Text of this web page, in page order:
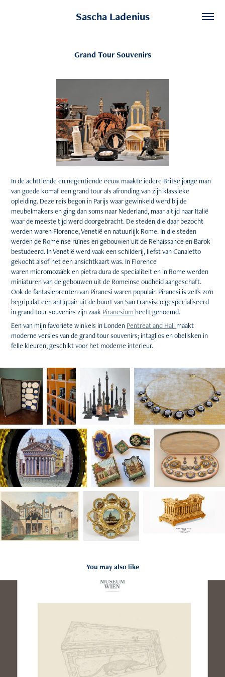
Sascha Ladenius
Grand Tour Souvenirs
In de achttiende en negentiende eeuw maakte iedere Britse jonge man
van goede komaf een grand tour als afronding van zijn klassieke
opleiding. Deze reis begon in Parijs waar gewinkeld werd bij de
meubelmakers en ging dan soms naar Nederland, maar altijd naar Italië
waar de meeste tijd werd doorgebracht. De steden die daar bezocht
werden waren Florence, Venetië en natuurlijk Rome. In die steden
werden de Romeinse ruïnes en gebouwen uit de Renaissance en Barok
bestudeerd. In Venetië werd vaak een schilderij, liefst van Canaletto
gekocht alsof het een ansichtkaart was. In Florence
waren micromozaïek en pietra dura de specialiteit en in Rome werden
miniaturen van de gebouwen uit de Romeinse oudheid aangeschaft.
Ook de fantasieprenten van Piranesi waren populair. Piranesi is zelfs zo'n
begrip dat een antiquair uit de buurt van San Fransisco gespecialiseerd
in grand tour souvenirs zijn zaak Piranesium heeft genoemd.
Een van mijn favoriete winkels in Londen Pentreat and Hall maakt
moderne versies van de grand tour souvenirs; intaglios en obelisken in
felle kleuren, geschikt voor het moderne interieur.
You may also like
Spitzmaus Mummy in a Coffin
2019